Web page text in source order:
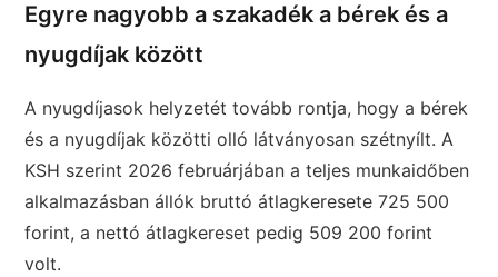
Egyre nagyobb a szakadék a bérek és a
nyugdíjak között
A nyugdíjasok helyzetét tovább rontja, hogy a bérek
és a nyugdíjak közötti olló látványosan szétnyílt. A
KSH szerint 2026 februárjában a teljes munkaidőben
alkalmazásban állók bruttó átlagkeresete 725 500
forint, a nettó átlagkereset pedig 509 200 forint
volt.